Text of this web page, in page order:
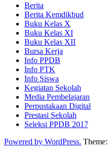
Berita
Berita Kemdikbud
Buku Kelas X
Buku Kelas XI
Buku Kelas XII
Bursa Kerja
Info PPDB
Info PTK
Info Siswa
Kegiatan Sekolah
Media Pembelajaran
Perpustakaan Digital
Prestasi Sekolah
Seleksi PPDB 2017
Powered by WordPress.